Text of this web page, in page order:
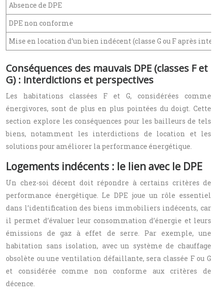
Absence de DPE
DPE non conforme
Mise en location d’un bien indécent (classe G ou F après
Conséquences des mauvais DPE (classes F et
G) : interdictions et perspectives
Les habitations classées F et G, considérées comme
énergivores, sont de plus en plus pointées du doigt. Cette
section explore les conséquences pour les bailleurs de tels
biens, notamment les interdictions de location et les
solutions pour améliorer la performance énergétique.
Logements indécents : le lien avec le DPE
Un chez-soi décent doit répondre à certains critères de
performance énergétique. Le DPE joue un rôle essentiel
dans l’identification des biens immobiliers indécents, car
il permet d’évaluer leur consommation d’énergie et leurs
émissions de gaz à effet de serre. Par exemple, une
habitation sans isolation, avec un système de chauffage
obsolète ou une ventilation défaillante, sera classée F ou G
et considérée comme non conforme aux critères de
décence.